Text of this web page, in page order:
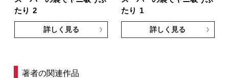
たり 2
詳しく見る
たり
1
詳しく見る
著者の関連作品